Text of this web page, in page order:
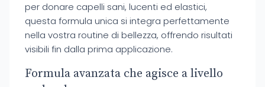
per donare capelli sani, lucenti ed elastici,
questa formula unica si integra perfettamente
nella vostra routine di bellezza, offrendo risultati
visibili fin dalla prima applicazione.
Formula avanzata che agisce a livello